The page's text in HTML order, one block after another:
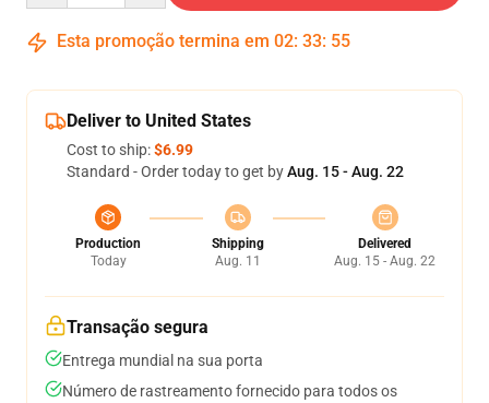
Esta promoção termina em 02: 33: 54
Deliver to United States
Cost to ship:$6.99
Standard - Order today to get byAug. 15 - Aug. 22
Production
Today
Shipping
Aug. 11
Delivered
Aug. 15 - Aug. 22
Transação segura
Entrega mundial na sua porta
Número de rastreamento fornecido para todos os